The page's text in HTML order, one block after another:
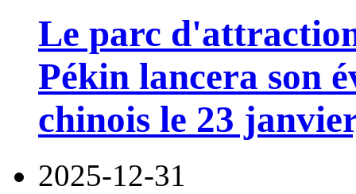
Le parc
Pékin lancera son
chinois le 23
2025-12-31